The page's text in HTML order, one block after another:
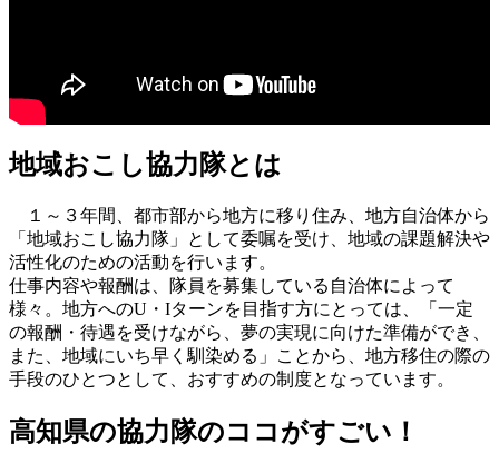
地域おこし協力隊とは
１～３年間、都市部から地方に移り住み、地方自治体から
「地域おこし協力隊」として委嘱を受け、地域の課題解決や
活性化のための活動を行います。
仕事内容や報酬は、隊員を募集している自治体によって
様々。地方へのU・Iターンを目指す方にとっては、「一定
の報酬・待遇を受けながら、夢の実現に向けた準備ができ、
また、地域にいち早く馴染める」ことから、地方移住の際の
手段のひとつとして、おすすめの制度となっています。
高知県の協力隊のココがすごい！